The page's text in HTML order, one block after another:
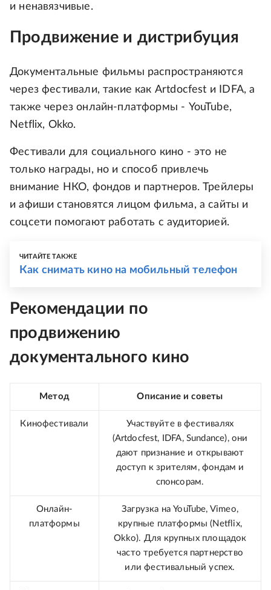
и ненавязчивые.
Продвижение и дистрибуция
Документальные фильмы распространяются
через фестивали, такие как Artdocfest и IDFA, а
также через онлайн-платформы - YouTube,
Netflix, Okko.
Фестивали для социального кино - это не
только награды, но и способ привлечь
внимание НКО, фондов и партнеров. Трейлеры
и афиши становятся лицом фильма, а сайты и
соцсети помогают работать с аудиторией.
ЧИТАЙТЕ ТАКЖЕ
Как снимать кино на мобильный телефон
Рекомендации по
продвижению
документального кино
Метод Описание и советы
Кинофестивали
Участвуйте в фестивалях
(Artdocfest, IDFA, Sundance), они
дают признание и открывают
доступ к зрителям, фондам и
спонсорам.
Онлайн-
платформы
Загрузка на YouTube, Vimeo,
крупные платформы (Netflix,
Okko). Для крупных площадок
часто требуется партнерство
или фестивальный успех.